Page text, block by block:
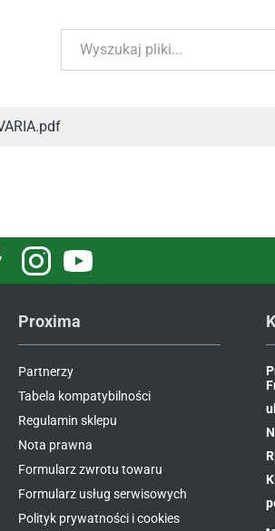
FacebookInstagramYoutube
Proxima
Partnerzy
Tabela kompatybilności
Regulamin sklepu
Nota prawna
Formularz zwrotu towaru
Formularz usług serwisowych
Polityk prywatności i cookies